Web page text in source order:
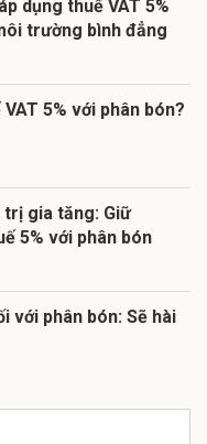
dụng thuế VAT 5%
trường bình đẳng
5% với phân bón?
trị gia tăng: Giữ
5% với phân bón
với phân bón: Sẽ hài